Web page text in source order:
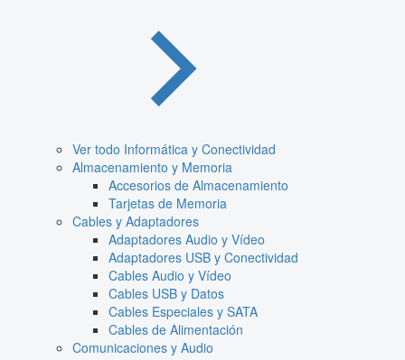
Ver todo Informática y Conectividad
Almacenamiento y Memoria
Accesorios de Almacenamiento
Tarjetas de Memoria
Cables y Adaptadores
Adaptadores Audio y Vídeo
Adaptadores USB y Conectividad
Cables Audio y Vídeo
Cables USB y Datos
Cables Especiales y SATA
Cables de Alimentación
Comunicaciones y Audio